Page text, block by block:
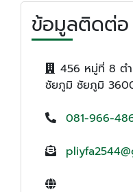
ข้อมูลติดต่อ
456 หมู่ที่ 8 ตำ
ชัยภูมิ ชัยภูมิ
081-966-